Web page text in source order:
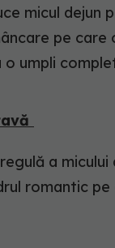
micul
pe care
o umpli
a micului
romantic